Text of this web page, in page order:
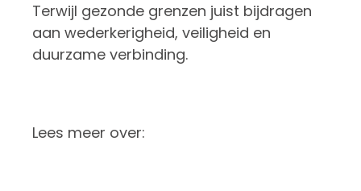
Terwijl gezonde grenzen juist bijdragen
aan wederkerigheid, veiligheid en
duurzame verbinding.
Lees meer over: